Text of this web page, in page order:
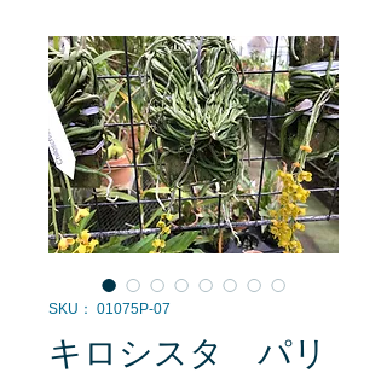
SKU： 01075P-07
キロシスタ パリ